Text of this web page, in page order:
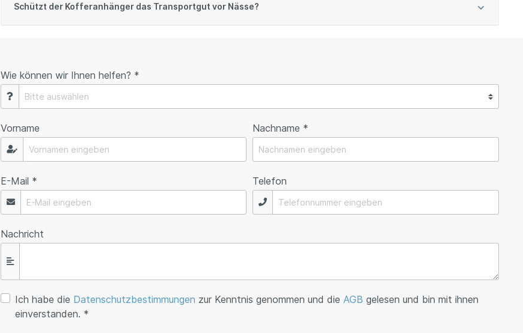
Schützt der Kofferanhänger das Transportgut vor Nässe?
Wie können wir Ihnen helfen? *
Vorname Nachname *
E-Mail * Telefon
Nachricht
Ich habe die Datenschutzbestimmungen zur Kenntnis genommen und die AGB gelesen und bin mit ihnen
einverstanden. *